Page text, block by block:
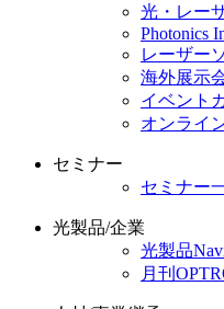
光・レー
Photonics
レーザー
海外展示
イベント
オンライ
セミナー
セミナー
光製品/企業
光製品
月刊